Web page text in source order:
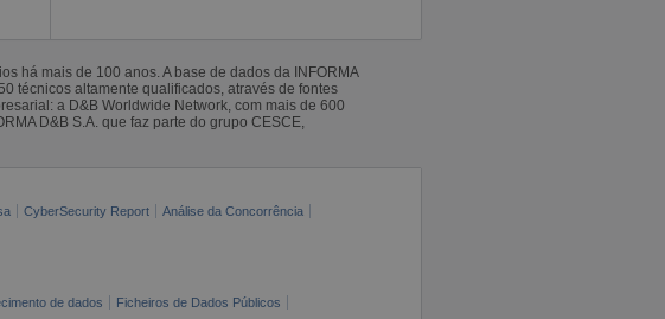
há mais de 100 anos. A base de dados da INFORMA
técnicos altamente qualificados, através de fontes
a D&B Worldwide Network, com mais de 600
D&B S.A. que faz parte do grupo CESCE,
CyberSecurity Report
Análise da Concorrência
de dados
Ficheiros de Dados Públicos